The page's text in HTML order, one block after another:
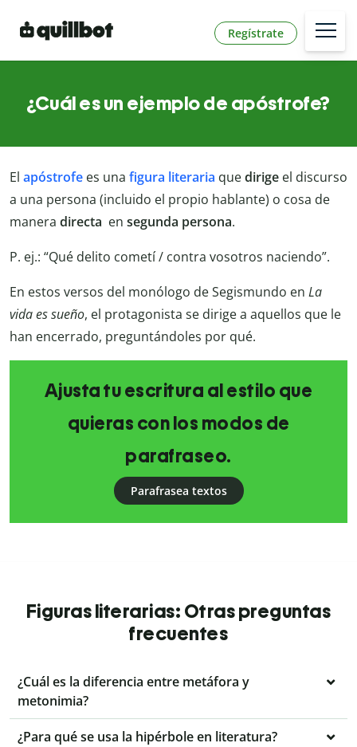
Regístrate
¿Cuál es un ejemplo de apóstrofe?
El apóstrofe es una figura literaria quedirige el discurso
a una persona (incluido el propio hablante) o cosa de
manera directa en segunda persona.
P. ej.: “Qué delito cometí / contra vosotros naciendo”.
En estos versos del monólogo de Segismundo en La
vida es sueño, el protagonista se dirige a aquellos que le
han encerrado, preguntándoles por qué.
Ajusta tu escritura al estilo que
quieras con los modos de
parafraseo.
Parafrasea textos
Figuras literarias: Otras preguntas
frecuentes
¿Cuál es la diferencia entre metáfora y
metonimia?
¿Para qué se usa la hipérbole en literatura?